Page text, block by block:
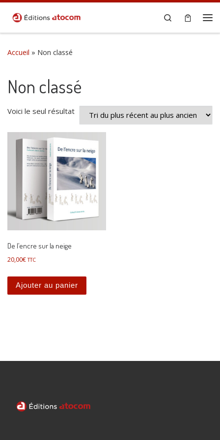
Passer au contenu
Search
Accueil » Non classé
Non classé
Voici le seul résultat
De l’encre sur la neige
20,00€ TTC
Ajouter au panier